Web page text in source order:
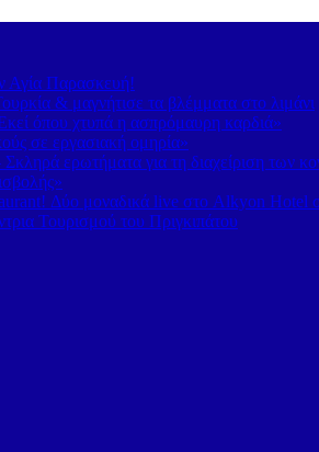
Αγία Παρασκευή!
& μαγνήτισε τα βλέμματα στο λιμάνι
όπου χτυπά η ασπρόμαυρη καρδιά»
σε εργασιακή ομηρία»
ερωτήματα για τη διαχείριση των
Δύο μοναδικά live στο Alkyon Hotel
Τουρισμού του Πριγκιπάτου